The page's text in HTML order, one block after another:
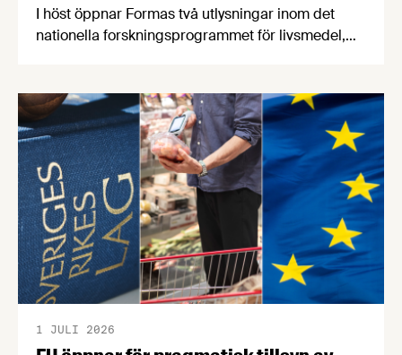
I höst öppnar Formas två utlysningar inom det
nationella forskningsprogrammet för livsmedel,
en motståndskraftig livsmedelsförsörjning", och
båda syftar till att bana väg för innovationer som
stärker Sveriges livsmedelsförsörjning.
1 JULI 2026